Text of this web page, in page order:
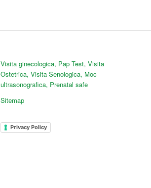
Visita ginecologica, Pap Test, Visita
Ostetrica, Visita Senologica, Moc
ultrasonografica, Prenatal safe
Sitemap
Privacy Policy